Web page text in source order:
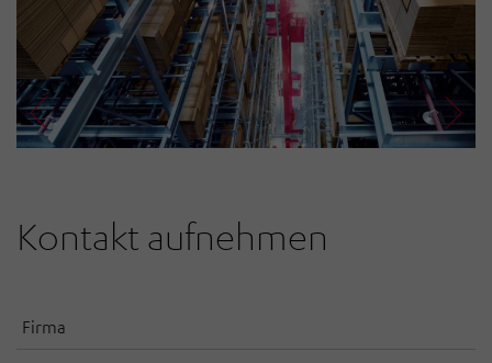
Kontakt aufnehmen
Firma